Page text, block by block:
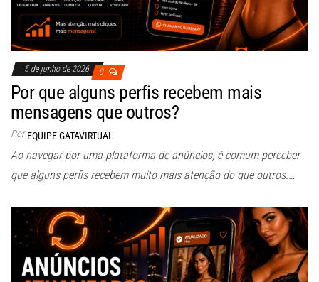
5 de junho de 2026 0
Por que alguns perfis recebem mais
mensagens que outros?
Por EQUIPE GATAVIRTUAL
Ao navegar por uma plataforma de anúncios, é comum perceber
que alguns perfis recebem muito mais atenção do que outros.…